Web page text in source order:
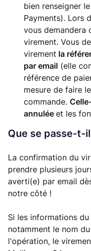
bien renseigner
Payments). Lors
vous demandera
virement. Vous
virement la
par email (elle
référence de
mesure de faire
commande.
annulée et les
Que se passe-t-
La confirmation du
prendre plusieurs
averti(e) par email
notre côté !
Si les informations
notamment le nom
l'opération, le